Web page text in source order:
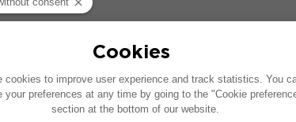
TECNOLOGIE